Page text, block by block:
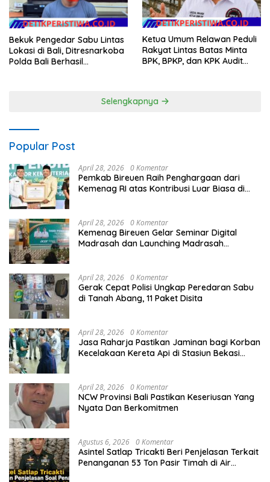
Bekuk Pengedar Sabu Lintas
Lokasi di Bali, Ditresnarkoba
Polda Bali Berhasil
Ketua Umum Relawan Peduli
Rakyat Lintas Batas Minta
BPK, BPKP, dan KPK Audit
Selengkapnya
Popular Post
April 28, 2026 0 Komentar
Pemkab Bireuen Raih Penghargaan dari
Kemenag RI atas Kontribusi Luar Biasa di
April 28, 2026 0 Komentar
Kemenag Bireuen Gelar Seminar Digital
Madrasah dan Launching Madrasah
April 28, 2026 0 Komentar
Gerak Cepat Polisi Ungkap Peredaran Sabu
di Tanah Abang, 11 Paket Disita
April 28, 2026 0 Komentar
Jasa Raharja Pastikan Jaminan bagi Korban
Kecelakaan Kereta Api di Stasiun Bekasi
April 28, 2026 0 Komentar
NCW Provinsi Bali Pastikan Keseriusan Yang
Nyata Dan Berkomitmen
Agustus 6, 2026 0 Komentar
Asintel Satlap Tricakti Beri Penjelasan Terkait
Penanganan 53 Ton Pasir Timah di Air